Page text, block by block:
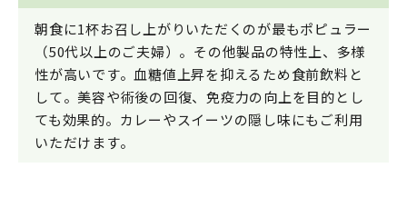
朝食に1杯お召し上がりいただくのが最もポピュラー
（50代以上のご夫婦）。その他製品の特性上、多様
性が高いです。血糖値上昇を抑えるため食前飲料と
して。美容や術後の回復、免疫力の向上を目的とし
ても効果的。カレーやスイーツの隠し味にもご利用
いただけます。